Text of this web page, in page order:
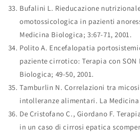
Bufalini L. Rieducazione
omotossicologica in pazienti
Medicina Biologica; 3:67-71, 2001.
Polito A. Encefalopatia
paziente cirrotico: Terapia con SON
Biologica; 49-50, 2001.
Tamburlin N. Correlazioni tra
intolleranze alimentari. La Medicina
De Cristofano C., Giordano F.
in un caso di cirrosi epatica